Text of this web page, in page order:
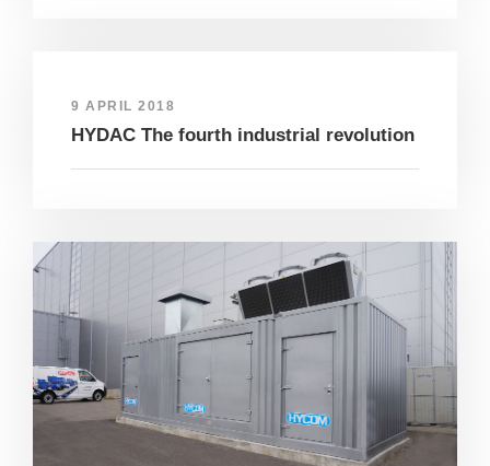
9 APRIL 2018
HYDAC The fourth industrial revolution